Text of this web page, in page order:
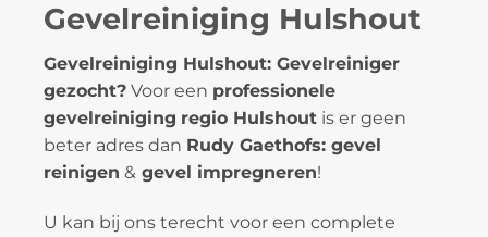
Gevelreiniging Hulshout
Gevelreiniging Hulshout: Gevelreiniger
gezocht? Voor een professionele
gevelreiniging regio Hulshout is er geen
beter adres dan Rudy Gaethofs: gevel
reinigen & gevel impregneren!
U kan bij ons terecht voor een complete